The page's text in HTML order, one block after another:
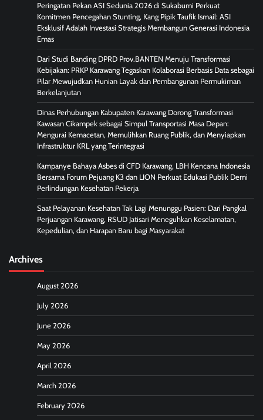
Peringatan Pekan ASI Sedunia 2026 di Sukabumi Perkuat
Komitmen Pencegahan Stunting, Kang Pipik Taufik Ismail: ASI
Eksklusif Adalah Investasi Strategis Membangun Generasi Indonesia
Emas
Dari Studi Banding DPRD Prov.BANTEN Menuju Transformasi
Kebijakan: PRKP Karawang Tegaskan Kolaborasi Berbasis Data sebagai
Pilar Mewujudkan Hunian Layak dan Pembangunan Permukiman
Berkelanjutan
Dinas Perhubungan Kabupaten Karawang Dorong Transformasi
Kawasan Cikampek sebagai Simpul Transportasi Masa Depan:
Mengurai Kemacetan, Memulihkan Ruang Publik, dan Menyiapkan
Infrastruktur KRL yang Terintegrasi
Kampanye Bahaya Asbes di CFD Karawang, LBH Kencana Indonesia
Bersama Forum Pejuang K3 dan LION Perkuat Edukasi Publik Demi
Perlindungan Kesehatan Pekerja
Saat Pelayanan Kesehatan Tak Lagi Menunggu Pasien: Dari Pangkal
Perjuangan Karawang, RSUD Jatisari Meneguhkan Keselamatan,
Kepedulian, dan Harapan Baru bagi Masyarakat
Archives
August 2026
July 2026
June 2026
May 2026
April 2026
March 2026
February 2026